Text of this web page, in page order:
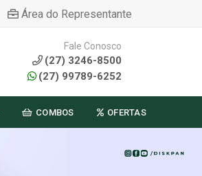
Área do Representante
Fale Conosco
(27) 3246-8500
(27) 99789-6252
COMBOS OFERTAS